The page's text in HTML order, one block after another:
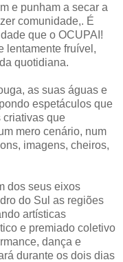
e punham a secar a
comunidade,. É
que o OCUPAI!
lentamente fruível,
quotidiana.
as suas águas e
espetáculos que
criativas que
mero cenário, num
imagens, cheiros,
dos seus eixos
do Sul as regiões
artísticas
e premiado coletivo
dança e
durante os dois dias